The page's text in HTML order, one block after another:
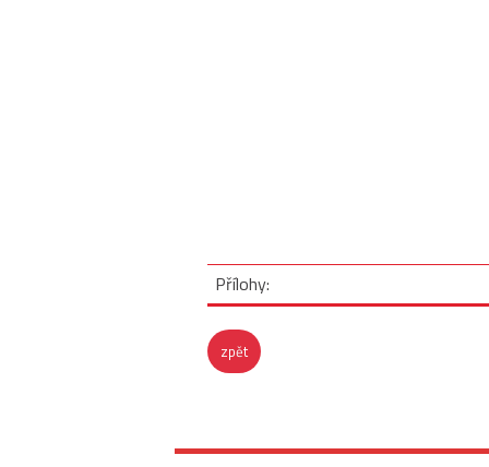
Přílohy:
zpět